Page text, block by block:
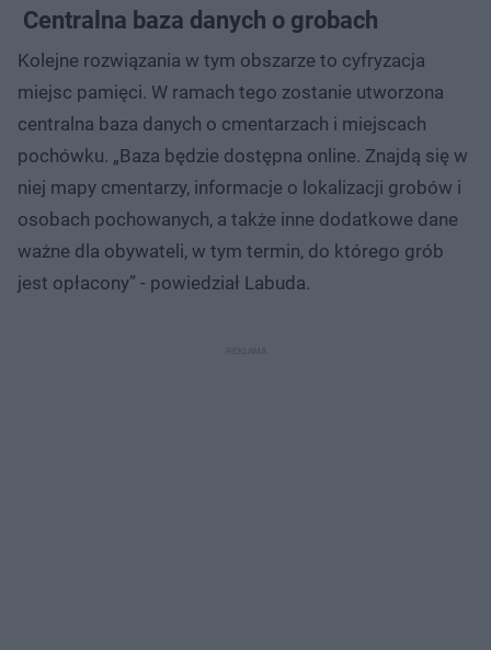
Centralna baza danych o grobach
Kolejne rozwiązania w tym obszarze to cyfryzacja
miejsc pamięci. W ramach tego zostanie utworzona
centralna baza danych o cmentarzach i miejscach
pochówku. „Baza będzie dostępna online. Znajdą się w
niej mapy cmentarzy, informacje o lokalizacji grobów i
osobach pochowanych, a także inne dodatkowe dane
ważne dla obywateli, w tym termin, do którego grób
jest opłacony” - powiedział Labuda.